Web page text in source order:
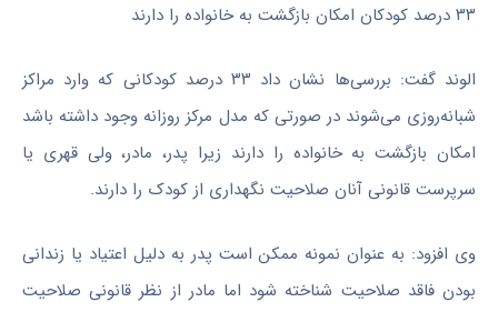
۳۳ درصد کودکان امکان بازگشت به خانواده را دارند
الوند گفت: بررسی‌ها نشان داد ۳۳ درصد کودکانی که وارد مراکز
شبانه‌روزی می‌شوند در صورتی که مدل مرکز روزانه وجود داشته باشد
امکان بازگشت به خانواده را دارند زیرا پدر، مادر، ولی قهری یا
سرپرست قانونی آنان صلاحیت نگهداری از کودک را دارند.
وی افزود: به عنوان نمونه ممکن است پدر به دلیل اعتیاد یا زندانی
بودن فاقد صلاحیت شناخته شود اما مادر از نظر قانونی صلاحیت